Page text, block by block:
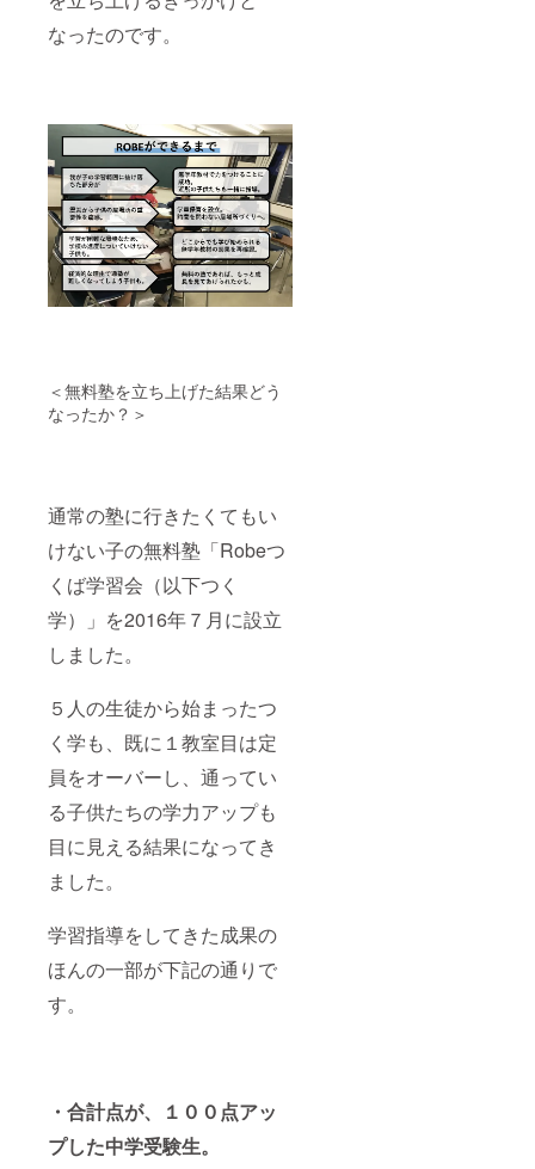
なったのです。
＜無料塾を立ち上げた結果どう
なったか？＞
通常の塾に行きたくてもい
けない子の無料塾「Robeつ
くば学習会（以下つく
学）」を2016年７月に設立
しました。
５人の生徒から始まったつ
く学も、既に１教室目は定
員をオーバーし、通ってい
る子供たちの学力アップも
目に見える結果になってき
ました。
学習指導をしてきた成果の
ほんの一部が下記の通りで
す。
・合計点が、１００点アッ
プした中学受験生。